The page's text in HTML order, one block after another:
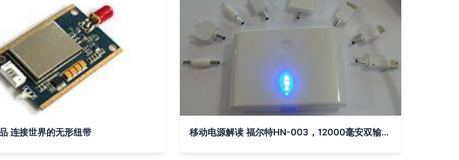
连接世界的无形纽带 移动电源解读 福尔特HN-003，12000毫安双输出全能王